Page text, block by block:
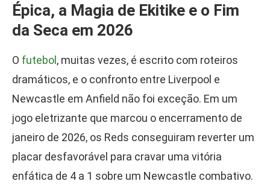
Épica, a Magia de Ekitike e o Fim
da Seca em 2026
O futebol , muitas vezes, é escrito com roteiros
dramáticos, e o confronto entre Liverpool e
Newcastle em Anfield não foi exceção. Em um
jogo eletrizante que marcou o encerramento de
janeiro de 2026, os Reds conseguiram reverter um
placar desfavorável para cravar uma vitória
enfática de 4 a 1 sobre um Newcastle combativo.